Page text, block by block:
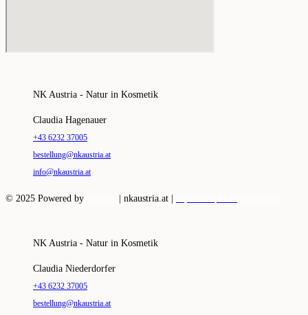
NK Austria - Natur in Kosmetik
Claudia Hagenauer
+43 6232 37005
bestellung@nkaustria.at
info@nkaustria.at
© 2025 Powered by nkaustria.at |
NK Austria - Natur in Kosmetik
Claudia Niederdorfer
+43 6232 37005
bestellung@nkaustria.at